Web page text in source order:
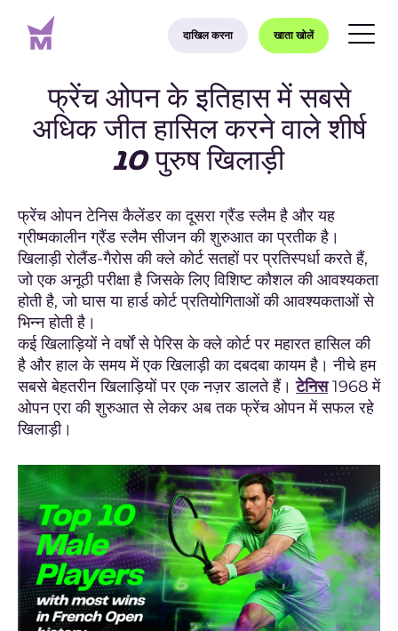
दाखिल करना खाता खोलें
फ्रेंच ओपन के इतिहास में सबसे
अधिक जीत हासिल करने वाले शीर्ष
10 पुरुष खिलाड़ी
फ्रेंच ओपन टेनिस कैलेंडर का दूसरा ग्रैंड स्लैम है और यह
ग्रीष्मकालीन ग्रैंड स्लैम सीजन की शुरुआत का प्रतीक है।
खिलाड़ी रोलैंड-गैरोस की क्ले कोर्ट सतहों पर प्रतिस्पर्धा करते हैं,
जो एक अनूठी परीक्षा है जिसके लिए विशिष्ट कौशल की आवश्यकता
होती है, जो घास या हार्ड कोर्ट प्रतियोगिताओं की आवश्यकताओं से
भिन्न होती है।
कई खिलाड़ियों ने वर्षों से पेरिस के क्ले कोर्ट पर महारत हासिल की
है और हाल के समय में एक खिलाड़ी का दबदबा कायम है। नीचे हम
सबसे बेहतरीन खिलाड़ियों पर एक नज़र डालते हैं।टेनिस1968 में
ओपन एरा की शुरुआत से लेकर अब तक फ्रेंच ओपन में सफल रहे
खिलाड़ी।